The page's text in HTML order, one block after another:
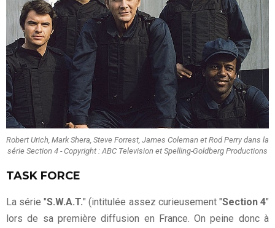
Robert Urich, Mark Shera, Steve Forrest, James Coleman et Rod Perry dans la
série Section 4 - Copyright : ABC Television et Spelling-Goldberg Productions
TASK FORCE
La série "S.W.A.T." (intitulée assez curieusement "Section 4"
lors de sa première diffusion en France. On peine donc à